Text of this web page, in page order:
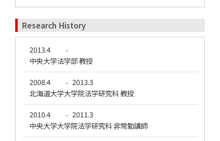
Research History
2013.4 -
中央大学法学部 教授
2008.4 - 2013.3
北海道大学大学院法学研究科 教授
2010.4 - 2011.3
中央大学大学院法学研究科 非常勤講師